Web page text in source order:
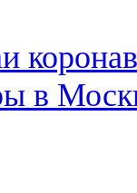
в